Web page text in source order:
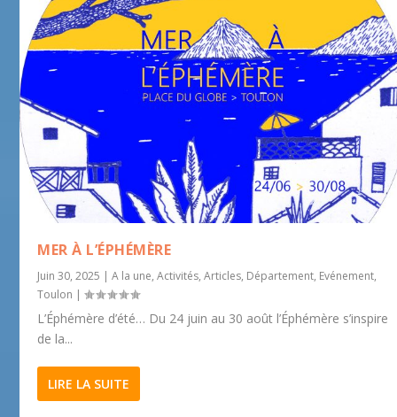
MER À L’ÉPHÉMÈRE
Juin 30, 2025 |A la une,Activités,Articles, Département, Evénement,
Toulon |
L’Éphémère d’été… Du 24 juin au 30 août l’Éphémère s’inspire
de la...
LIRE LA SUITE